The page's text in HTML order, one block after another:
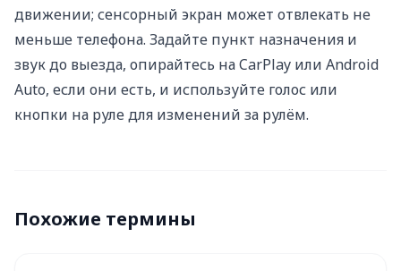
движении; сенсорный экран может отвлекать не
меньше телефона. Задайте пункт назначения и
звук до выезда, опирайтесь на CarPlay или Android
Auto, если они есть, и используйте голос или
кнопки на руле для изменений за рулём.
Похожие термины